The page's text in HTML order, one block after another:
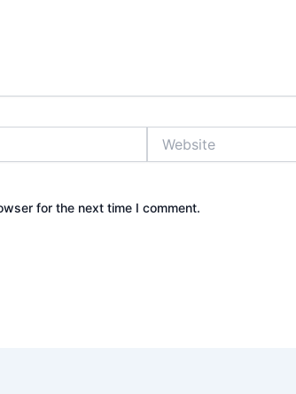
for the next time I comment.